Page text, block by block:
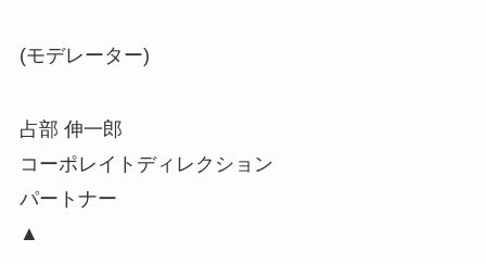
(モデレーター)
占部 伸一郎
コーポレイトディレクション
パートナー
▲